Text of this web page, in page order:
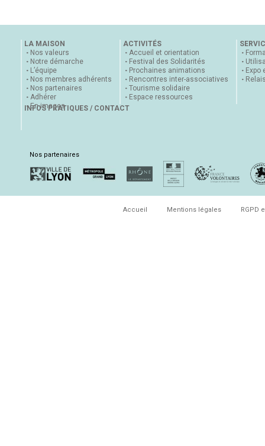
LA MAISON
Nos valeurs
Notre démarche
L’équipe
Nos membres adhérents
Nos partenaires
Adhérer
En images
ACTIVITÉS
Accueil et orientation
Festival des Solidarités
Prochaines animations
Rencontres inter-associatives
Tourisme solidaire
Espace ressources
Expo
INFOS PRATIQUES / CONTACT
Nos partenaires
Accueil Mentions légales RGPD